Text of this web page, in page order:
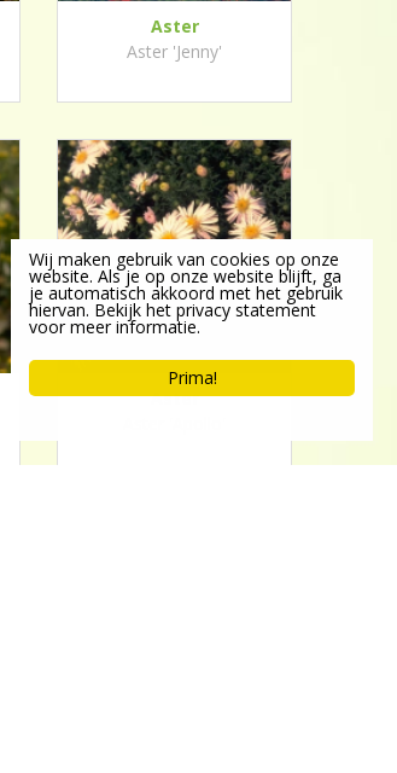
Aster
Aster 'Jenny'
Aster
Prima!
Wij maken gebruik van cookies op onze
website. Als je op onze website blijft, ga
je automatisch akkoord met het gebruik
hiervan. Bekijk het privacy statement
voor meer informatie.